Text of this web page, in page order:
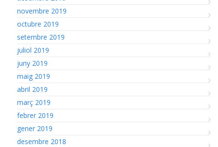
novembre 2019
octubre 2019
setembre 2019
juliol 2019
juny 2019
maig 2019
abril 2019
març 2019
febrer 2019
gener 2019
desembre 2018